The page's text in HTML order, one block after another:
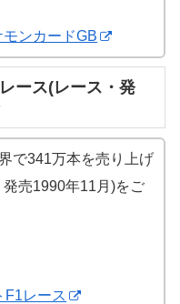
ンカードGB
ース(レース・発
で341万本を売り上げ
売1990年11月)をご
F1レース